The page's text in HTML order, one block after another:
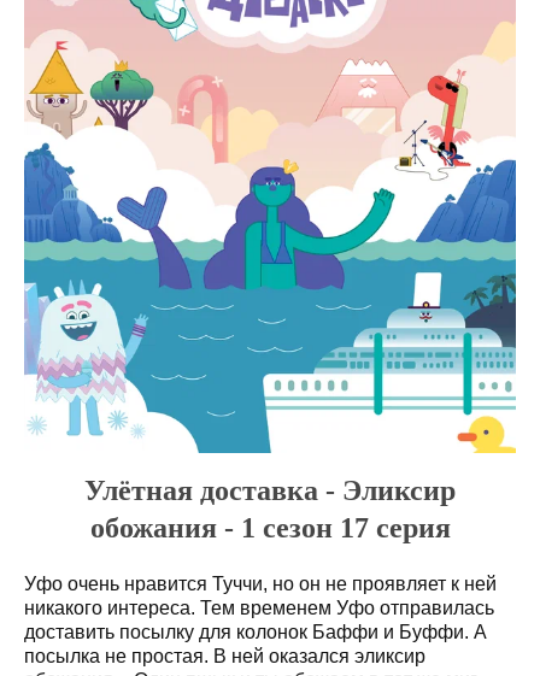
Улётная доставка - Эликсир
обожания - 1 сезон 17 серия
Уфо очень нравится Туччи, но он не проявляет к ней
никакого интереса. Тем временем Уфо отправилась
доставить посылку для колонок Баффи и Буффи. А
посылка не простая. В ней оказался эликсир